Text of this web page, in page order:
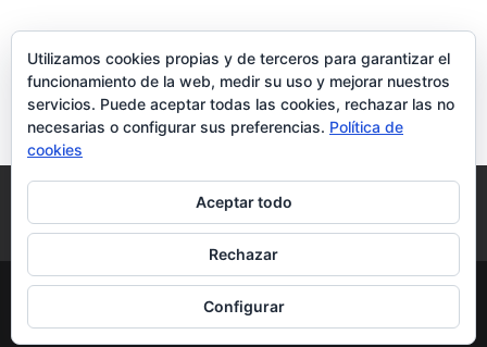
Condiciones y Privacidad
Contacto
Tienda Carrito Mi cuenta
© DoctorMoviles.com | Sitio Construido por
TimisDesign.com
Utilizamos cookies propias y de terceros para garantizar el
funcionamiento de la web, medir su uso y mejorar nuestros
servicios. Puede aceptar todas las cookies, rechazar las no
necesarias o configurar sus preferencias. Política de
cookies
Aceptar todo
Rechazar
Configurar